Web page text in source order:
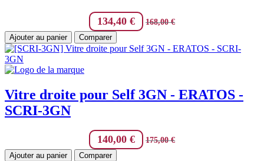
134,40 € 168,00€
Ajouter au panier
Comparer
Vitre droite pour Self 3GN - ERATOS -
SCRI-3GN
140,00 € 175,00€
Ajouter au panier
Comparer